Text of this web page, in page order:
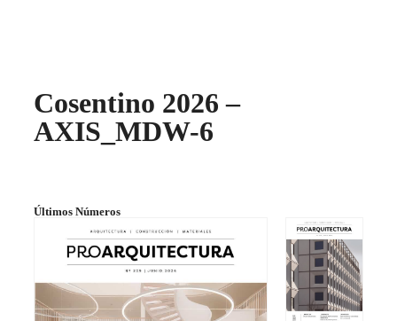
Cosentino 2026 –
AXIS_MDW-6
Últimos Números